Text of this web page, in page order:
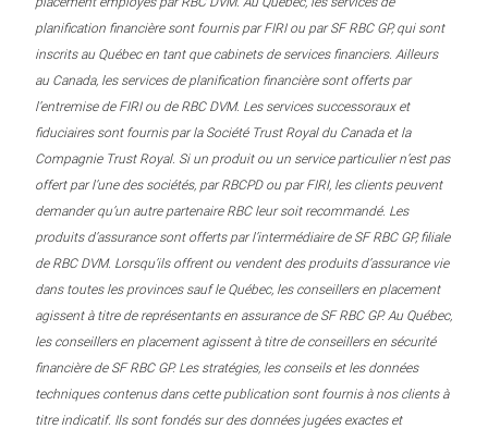
planification financière sont fournis par FIRI ou par SF RBC GP, qui sont
inscrits au Québec en tant que cabinets de services financiers. Ailleurs
au Canada, les services de planification financière sont offerts par
l’entremise de FIRI ou de RBC DVM. Les services successoraux et
fiduciaires sont fournis par la Société Trust Royal du Canada et la
Compagnie Trust Royal. Si un produit ou un service particulier n’est pas
offert par l’une des sociétés, par RBCPD ou par FIRI, les clients peuvent
demander qu’un autre partenaire RBC leur soit recommandé. Les
produits d’assurance sont offerts par l’intermédiaire de SF RBC GP, filiale
de RBC DVM. Lorsqu’ils offrent ou vendent des produits d’assurance vie
dans toutes les provinces sauf le Québec, les conseillers en placement
agissent à titre de représentants en assurance de SF RBC GP. Au Québec,
les conseillers en placement agissent à titre de conseillers en sécurité
financière de SF RBC GP. Les stratégies, les conseils et les données
techniques contenus dans cette publication sont fournis à nos clients à
titre indicatif. Ils sont fondés sur des données jugées exactes et